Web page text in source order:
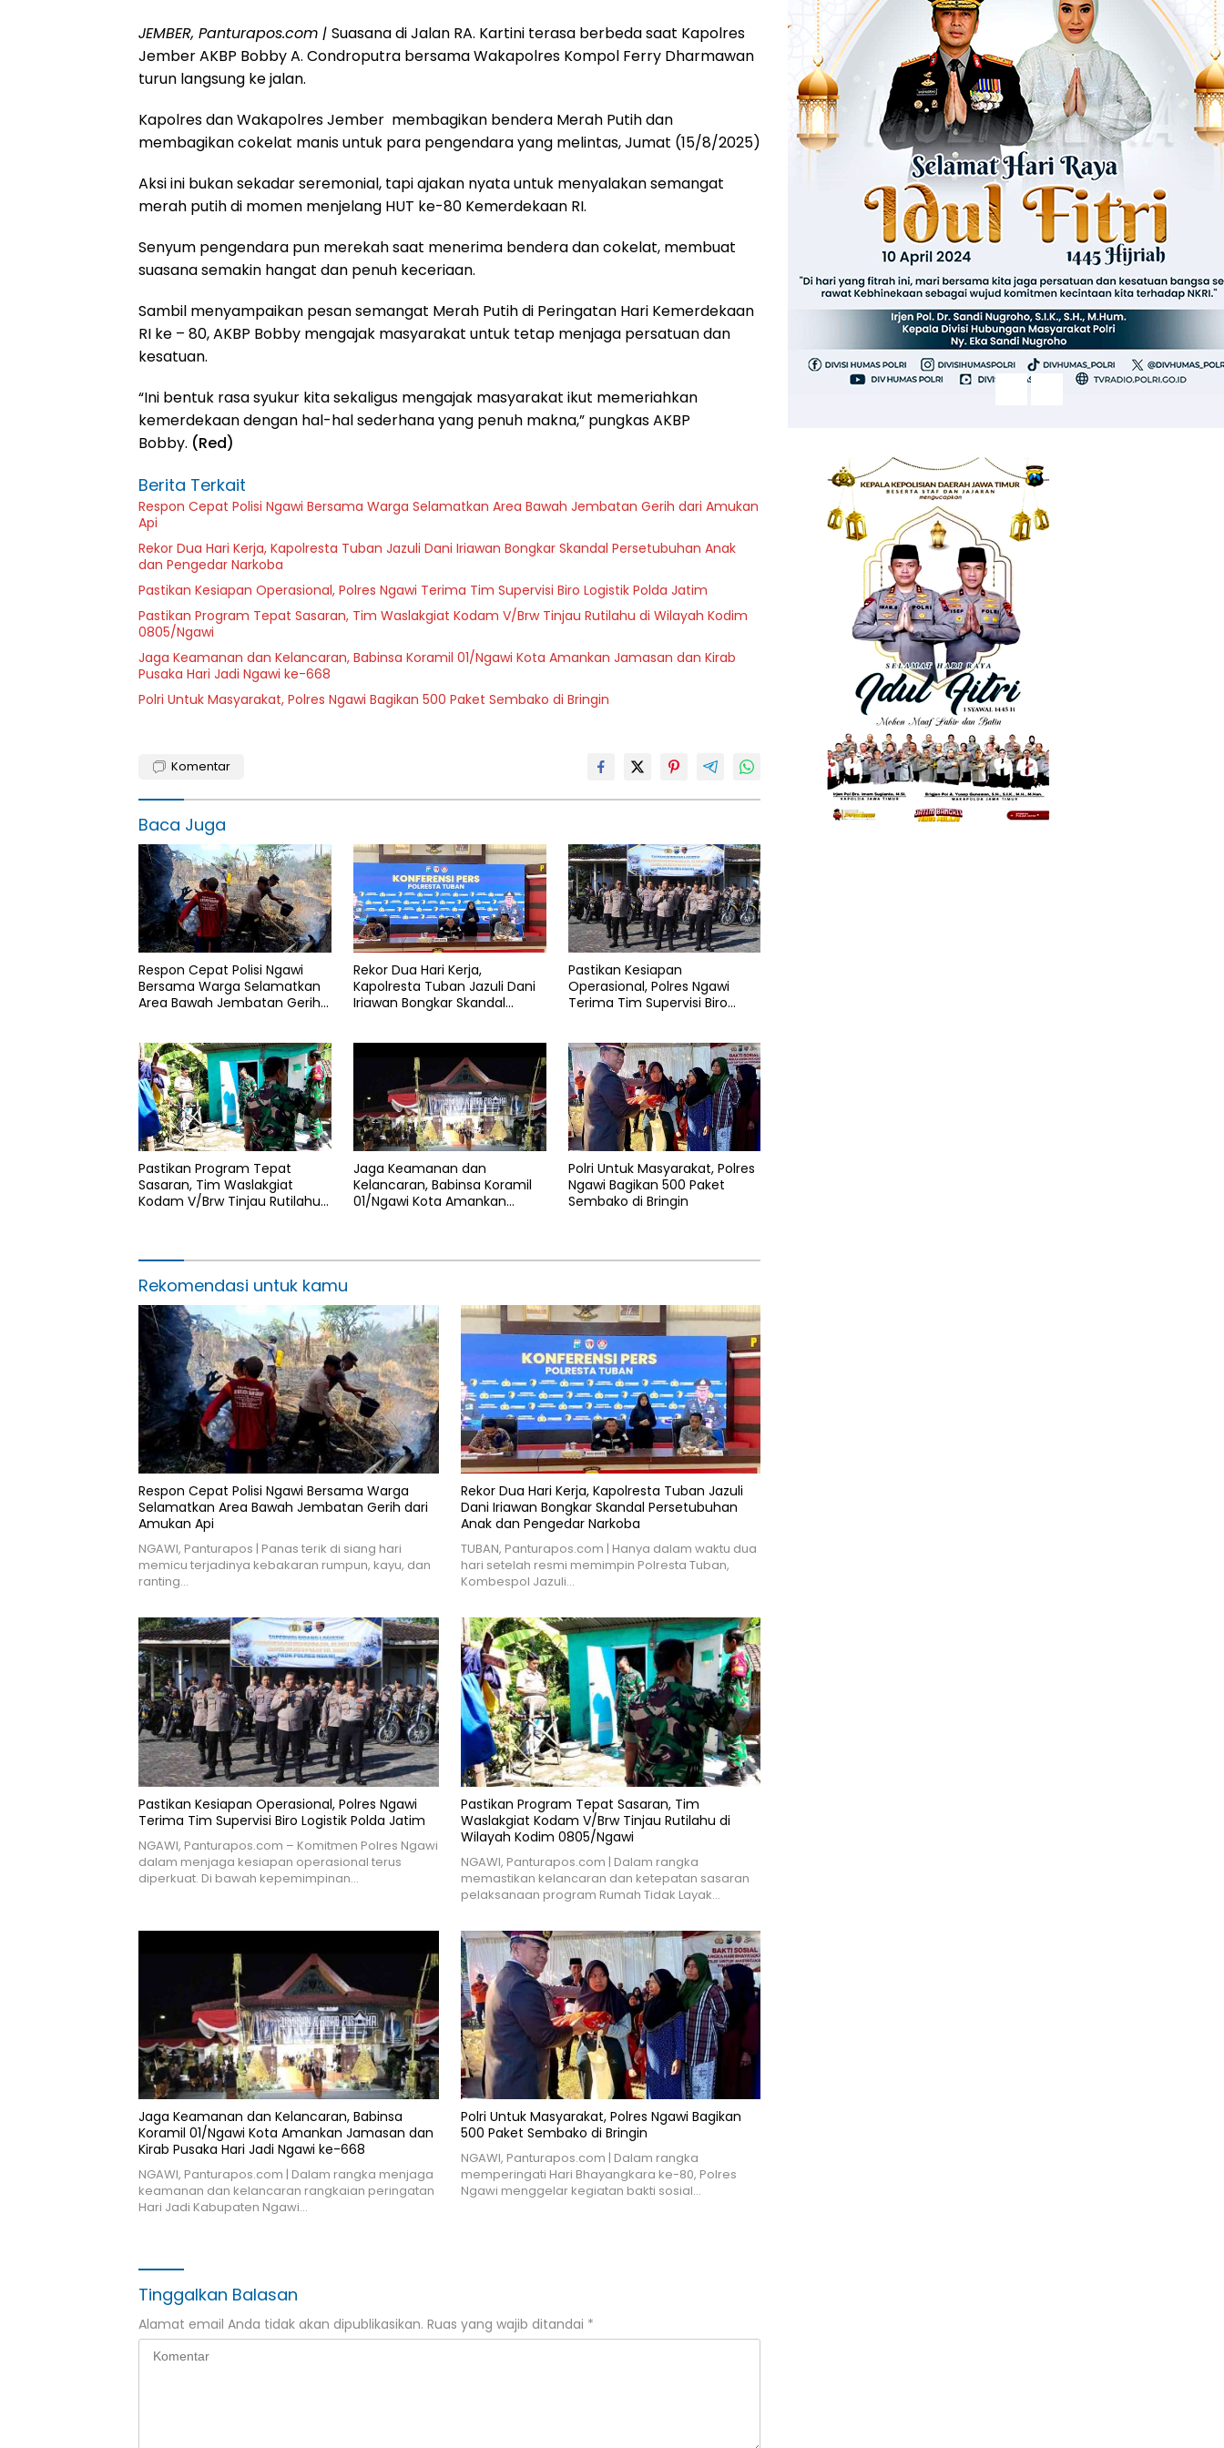
JEMBER, Panturapos.com | Suasana di Jalan RA. Kartini terasa berbeda saat Kapolres
Jember AKBP Bobby A. Condroputra bersama Wakapolres Kompol Ferry Dharmawan
turun langsung ke jalan.
Kapolres dan Wakapolres Jember membagikan bendera Merah Putih dan
membagikan cokelat manis untuk para pengendara yang melintas, Jumat (15/8/2025)
Aksi ini bukan sekadar seremonial, tapi ajakan nyata untuk menyalakan semangat
merah putih di momen menjelang HUT ke-80 Kemerdekaan RI.
Senyum pengendara pun merekah saat menerima bendera dan cokelat, membuat
suasana semakin hangat dan penuh keceriaan.
Sambil menyampaikan pesan semangat Merah Putih di Peringatan Hari Kemerdekaan
RI ke – 80, AKBP Bobby mengajak masyarakat untuk tetap menjaga persatuan dan
kesatuan.
“Ini bentuk rasa syukur kita sekaligus mengajak masyarakat ikut memeriahkan
kemerdekaan dengan hal-hal sederhana yang penuh makna,” pungkas AKBP
Bobby. (Red)
Berita Terkait
Respon Cepat Polisi Ngawi Bersama Warga Selamatkan Area Bawah Jembatan Gerih dari Amukan
Api
Rekor Dua Hari Kerja, Kapolresta Tuban Jazuli Dani Iriawan Bongkar Skandal Persetubuhan Anak
dan Pengedar Narkoba
Pastikan Kesiapan Operasional, Polres Ngawi Terima Tim Supervisi Biro Logistik Polda Jatim
Pastikan Program Tepat Sasaran, Tim Waslakgiat Kodam V/Brw Tinjau Rutilahu di Wilayah Kodim
0805/Ngawi
Jaga Keamanan dan Kelancaran, Babinsa Koramil 01/Ngawi Kota Amankan Jamasan dan Kirab
Pusaka Hari Jadi Ngawi ke-668
Polri Untuk Masyarakat, Polres Ngawi Bagikan 500 Paket Sembako di Bringin
Komentar
Baca Juga
Respon Cepat Polisi Ngawi
Bersama Warga Selamatkan
Area Bawah Jembatan Gerih
Rekor Dua Hari Kerja,
Kapolresta Tuban Jazuli Dani
Iriawan Bongkar Skandal
Pastikan Kesiapan
Operasional, Polres Ngawi
Terima Tim Supervisi Biro
Pastikan Program Tepat
Sasaran, Tim Waslakgiat
Kodam V/Brw Tinjau Rutilahu
Jaga Keamanan dan
Kelancaran, Babinsa Koramil
01/Ngawi Kota Amankan
Polri Untuk Masyarakat, Polres
Ngawi Bagikan 500 Paket
Sembako di Bringin
Rekomendasi untuk kamu
Respon Cepat Polisi Ngawi Bersama Warga
Selamatkan Area Bawah Jembatan Gerih dari
Amukan Api
NGAWI, Panturapos | Panas terik di siang hari
memicu terjadinya kebakaran rumpun, kayu, dan
ranting…
Rekor Dua Hari Kerja, Kapolresta Tuban Jazuli
Dani Iriawan Bongkar Skandal Persetubuhan
Anak dan Pengedar Narkoba
TUBAN, Panturapos.com | Hanya dalam waktu dua
hari setelah resmi memimpin Polresta Tuban,
Kombespol Jazuli…
Pastikan Kesiapan Operasional, Polres Ngawi
Terima Tim Supervisi Biro Logistik Polda Jatim
NGAWI, Panturapos.com – Komitmen Polres Ngawi
dalam menjaga kesiapan operasional terus
diperkuat. Di bawah kepemimpinan…
Pastikan Program Tepat Sasaran, Tim
Waslakgiat Kodam V/Brw Tinjau Rutilahu di
Wilayah Kodim 0805/Ngawi
NGAWI, Panturapos.com | Dalam rangka
memastikan kelancaran dan ketepatan sasaran
pelaksanaan program Rumah Tidak Layak…
Jaga Keamanan dan Kelancaran, Babinsa
Koramil 01/Ngawi Kota Amankan Jamasan dan
Kirab Pusaka Hari Jadi Ngawi ke-668
NGAWI, Panturapos.com | Dalam rangka menjaga
keamanan dan kelancaran rangkaian peringatan
Hari Jadi Kabupaten Ngawi…
Polri Untuk Masyarakat, Polres Ngawi Bagikan
500 Paket Sembako di Bringin
NGAWI, Panturapos.com | Dalam rangka
memperingati Hari Bhayangkara ke-80, Polres
Ngawi menggelar kegiatan bakti sosial…
Tinggalkan Balasan
Alamat email Anda tidak akan dipublikasikan. Ruas yang wajib ditandai *